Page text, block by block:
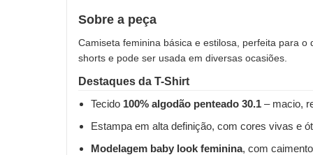
Sobre a peça
Camiseta feminina básica e estilosa, perfeita para
shorts e pode ser usada em diversas ocasiões.
Destaques da T-Shirt
Tecido 100% algodão penteado 30.1 – macio,
Estampa em alta definição, com cores vivas e
Modelagem baby look feminina, com